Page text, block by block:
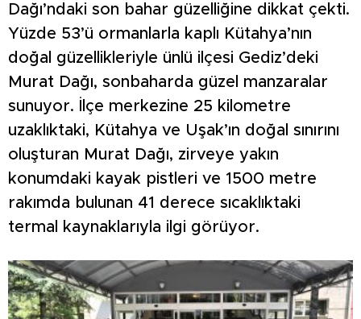
Dağı’ndaki son bahar güzelliğine dikkat çekti.
Yüzde 53’ü ormanlarla kaplı Kütahya’nın
doğal güzellikleriyle ünlü ilçesi Gediz’deki
Murat Dağı, sonbaharda güzel manzaralar
sunuyor. İlçe merkezine 25 kilometre
uzaklıktaki, Kütahya ve Uşak’ın doğal sınırını
oluşturan Murat Dağı, zirveye yakın
konumdaki kayak pistleri ve 1500 metre
rakımda bulunan 41 derece sıcaklıktaki
termal kaynaklarıyla ilgi görüyor.